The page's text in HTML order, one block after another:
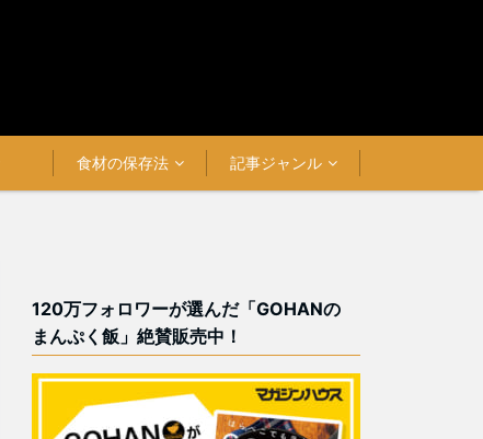
食材の保存法 記事ジャンル
120万フォロワーが選んだ「GOHANの
まんぷく飯」絶賛販売中！